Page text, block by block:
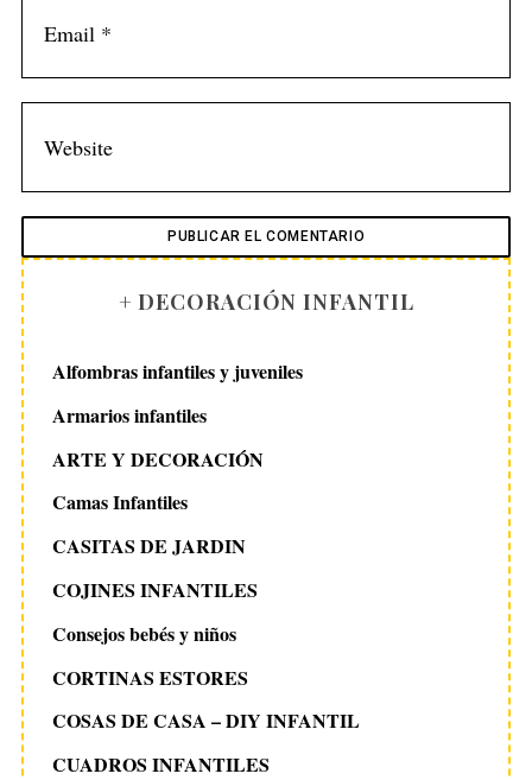
+ DECORACIÓN INFANTIL
Alfombras infantiles y juveniles
Armarios infantiles
ARTE Y DECORACIÓN
Camas Infantiles
CASITAS DE JARDIN
COJINES INFANTILES
Consejos bebés y niños
CORTINAS ESTORES
COSAS DE CASA – DIY INFANTIL
CUADROS INFANTILES